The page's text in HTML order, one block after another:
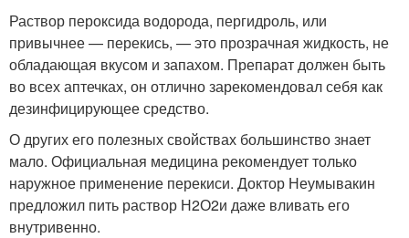
Раствор пероксида водорода, пергидроль, или
привычнее — перекись, — это прозрачная жидкость, не
обладающая вкусом и запахом. Препарат должен быть
во всех аптечках, он отлично зарекомендовал себя как
дезинфицирующее средство.
О других его полезных свойствах большинство знает
мало. Официальная медицина рекомендует только
наружное применение перекиси. Доктор Неумывакин
предложил пить раствор Н2О2и даже вливать его
внутривенно.